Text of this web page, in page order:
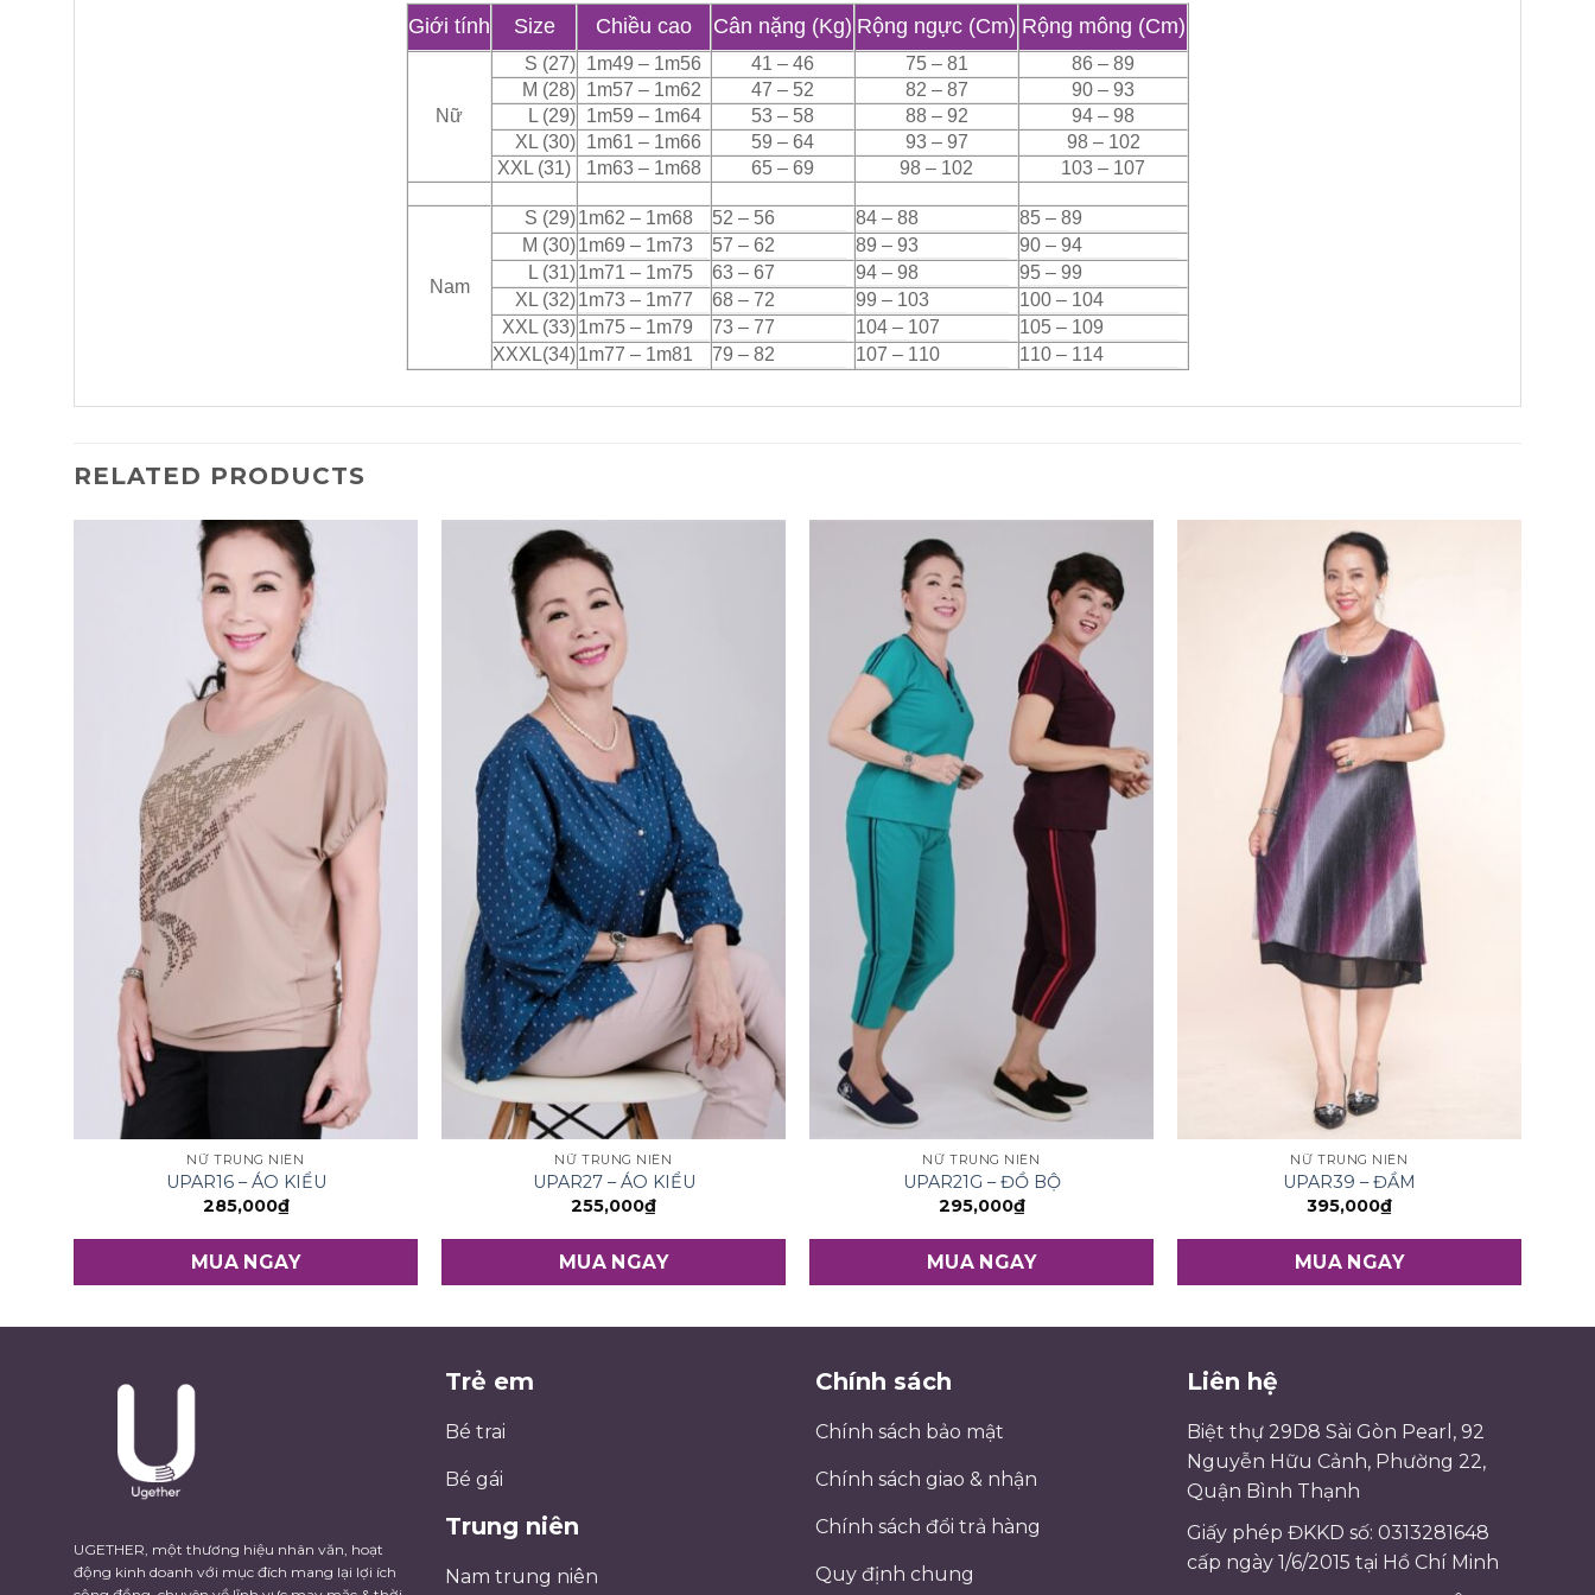
Giới tính Size Chiều cao Cân nặng (Kg) Rộng ngực (Cm) Rộng mông (Cm)
Nữ
S (27) 1m49 – 1m56 41 – 46 75 – 81
86 – 89
M (28) 1m57 – 1m62 47 – 52 82 – 87
90 – 93
L (29) 1m59 – 1m64 53 – 58 88 – 92
94 – 98
XL (30) 1m61 – 1m66 59 – 64 93 – 97
98 – 102
XXL (31)
1m63 – 1m68 65 – 69 98 – 102 103 – 107
Nam
S (29)1m62 – 1m68 52 – 56 84 – 88
85 – 89
M (30)1m69 – 1m73 57 – 62 89 – 93
90 – 94
L (31)1m71 – 1m75 63 – 67 94 – 98
95 – 99
XL (32)1m73 – 1m77 68 – 72 99 – 103
100 – 104
XXL (33)1m75 – 1m79 73 – 77 104 – 107
105 – 109
XXXL(34)1m77 – 1m81 79 – 82 107 – 110 110 – 114
RELATED PRODUCTS
NỮ TRUNG NIÊN
UPAR16 – ÁO KIỂU
285,000₫
MUA NGAY
NỮ TRUNG NIÊN
UPAR27 – ÁO KIỂU
255,000₫
MUA NGAY
NỮ TRUNG NIÊN
UPAR21G – ĐỒ BỘ
295,000₫
MUA NGAY
NỮ TRUNG NIÊN
UPAR39 – ĐẦM
395,000₫
MUA NGAY
UGETHER, một thương hiệu nhân văn, hoạt
động kinh doanh với mục đích mang lại lợi ích
Trẻ em
Bé trai
Bé gái
Trung niên
Nam trung niên
Chính sách
Chính sách bảo mật
Chính sách giao & nhận
Chính sách đổi trả hàng
Quy định chung
Liên hệ
Biệt thự 29D8 Sài Gòn Pearl, 92
Nguyễn Hữu Cảnh, Phường 22,
Quận Bình Thạnh
Giấy phép ĐKKD số: 0313281648
cấp ngày 1/6/2015 tại Hồ Chí Minh